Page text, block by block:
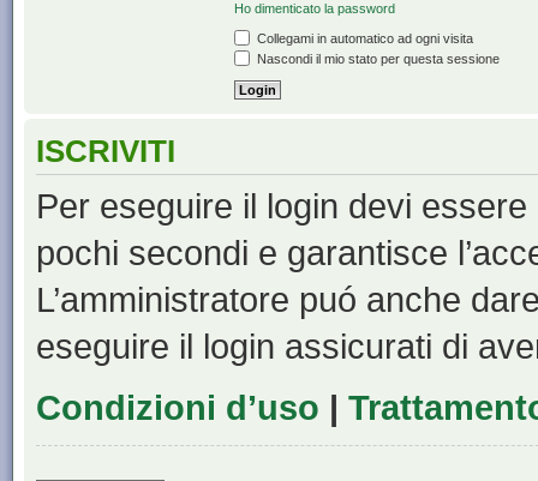
Ho dimenticato la password
Collegami in automatico ad ogni visita
Nascondi il mio stato per questa sessione
ISCRIVITI
Per eseguire il login devi
pochi secondi e garantisce
L’amministratore puó anche
eseguire il login assicurati di
Condizioni d’uso |